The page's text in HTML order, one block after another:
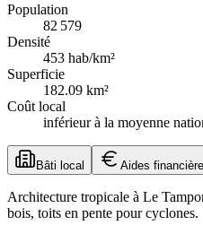
Population
82 579
Densité
453 hab/km²
Superficie
182.09 km²
Coût local
inférieur à la moyenne
Bâti local Aides
Architecture tropicale à Le
bois, toits en pente pour cyclones.